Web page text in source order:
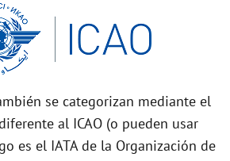
se categorizan mediante el
al ICAO (o pueden usar
es el IATA de la Organización de